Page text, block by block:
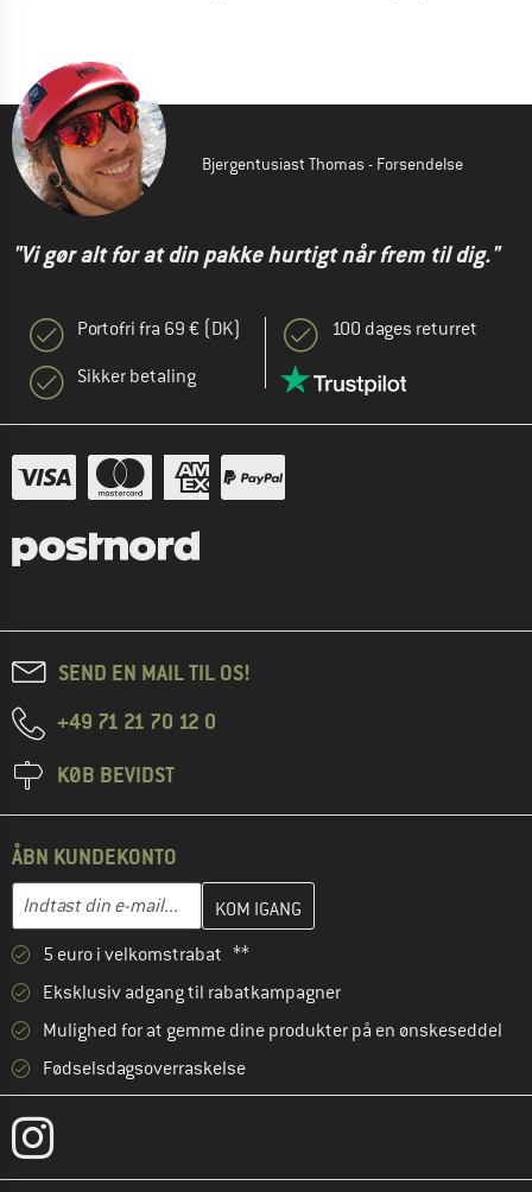
Bjergentusiast Thomas - Forsendelse
"Vi gør alt for at din pakke hurtigt når frem til dig."
Portofri fra 69 € (DK)
Sikker betaling
100 dages returret
SEND EN MAIL TIL OS!
+49 71 21 70 12 0
KØB BEVIDST
ÅBN KUNDEKONTO
E-mail-adresse
Indtast din e-mailadresse her, og opret i næste trin din
5 euro i velkomstrabat **
Eksklusiv adgang til rabatkampagner
Mulighed for at gemme dine produkter på en ønskeseddel
Fødselsdagsoverraskelse